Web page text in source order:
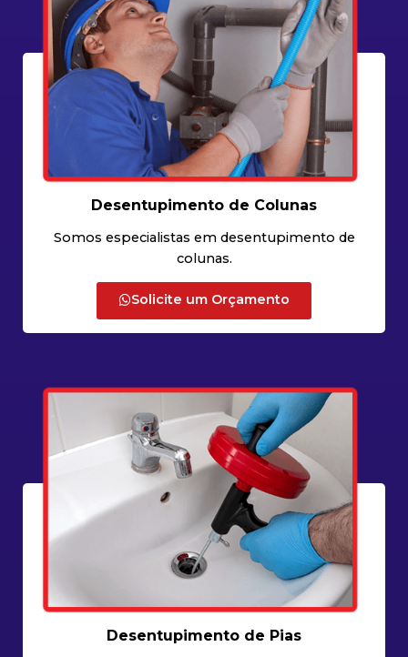
Desentupimento de Colunas
Somos especialistas em desentupimento de
colunas.
Solicite um Orçamento
Desentupimento de Pias